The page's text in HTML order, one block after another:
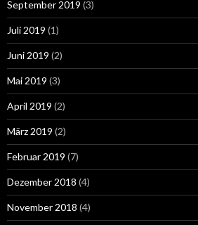
September 2019 (3)
Juli 2019 (1)
Juni 2019 (2)
Mai 2019 (3)
April 2019 (2)
März 2019 (2)
Februar 2019 (7)
Dezember 2018 (4)
November 2018 (4)